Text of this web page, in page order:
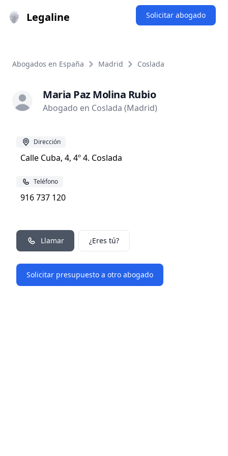
Legaline Solicitar abogado
Abogados en España Madrid Coslada
Maria Paz Molina Rubio
Abogado en Coslada (Madrid)
Dirección
Calle Cuba, 4, 4º 4. Coslada
Teléfono
916 737 120
Llamar ¿Eres tú?
Solicitar presupuesto a otro abogado